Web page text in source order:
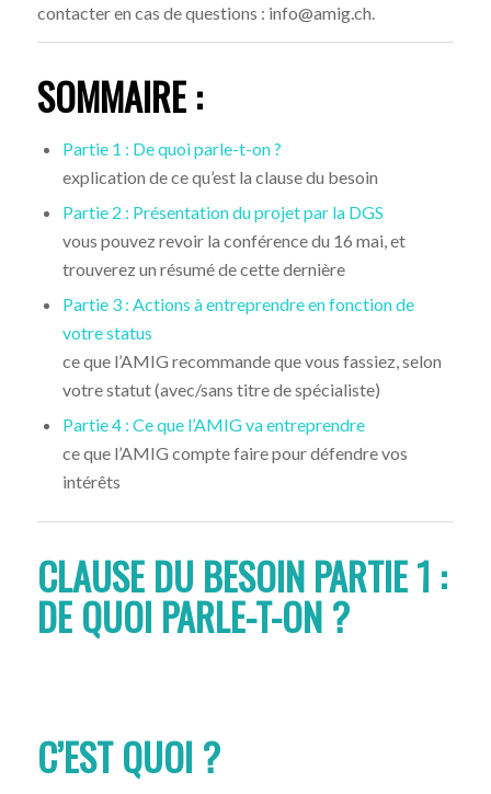
contacter en cas de questions : info@amig.ch.
SOMMAIRE :
Partie 1 : De quoi parle-t-on ?
explication de ce qu’est la clause du besoin
Partie 2 : Présentation du projet par la DGS
vous pouvez revoir la conférence du 16 mai, et
trouverez un résumé de cette dernière
Partie 3 : Actions à entreprendre en fonction de
votre status
ce que l’AMIG recommande que vous fassiez, selon
votre statut (avec/sans titre de spécialiste)
Partie 4 : Ce que l’AMIG va entreprendre
ce que l’AMIG compte faire pour défendre vos
intérêts
CLAUSE DU BESOIN PARTIE 1 :
DE QUOI PARLE-T-ON ?
C’EST QUOI ?